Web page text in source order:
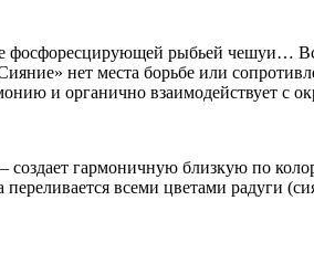
рыбьей чешуи…
нет места борьбе или
и органично взаимодействует с
создает гармоничную близкую по
всеми цветами радуги